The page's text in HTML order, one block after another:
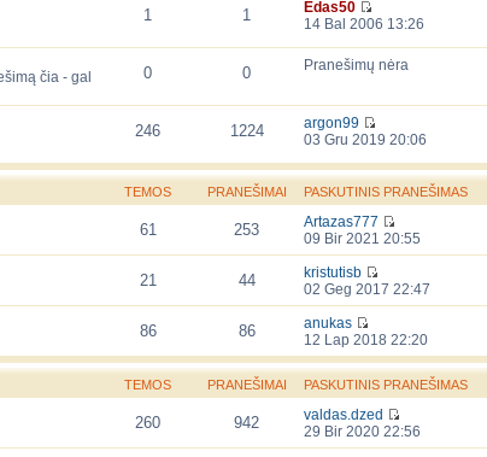
1 1
Edas50
14 Bal 2006 13:26
čia - gal
0 0 Pranešimų nėra
246 1224
argon99
03 Gru 2019 20:06
TEMOS PRANEŠIMAI PASKUTINIS PRANEŠIMAS
61 253
Artazas777
09 Bir 2021 20:55
21 44
kristutisb
02 Geg 2017 22:47
86 86
anukas
12 Lap 2018 22:20
TEMOS PRANEŠIMAI PASKUTINIS PRANEŠIMAS
260 942
valdas.dzed
29 Bir 2020 22:56